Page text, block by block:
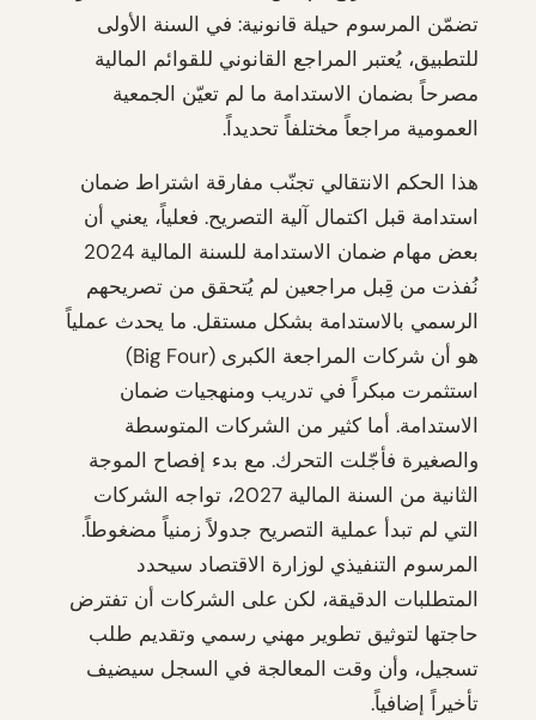
تضمّن المرسوم حيلة قانونية: في السنة الأولى
للتطبيق، يُعتبر المراجع القانوني للقوائم المالية
مصرحاً بضمان الاستدامة ما لم تعيّن الجمعية
العمومية مراجعاً مختلفاً تحديداً.
هذا الحكم الانتقالي تجنّب مفارقة اشتراط ضمان
استدامة قبل اكتمال آلية التصريح. فعلياً، يعني أن
بعض مهام ضمان الاستدامة للسنة المالية 2024
نُفذت من قِبل مراجعين لم يُتحقق من تصريحهم
الرسمي بالاستدامة بشكل مستقل. ما يحدث عملياً
هو أن شركات المراجعة الكبرى (Big Four)
استثمرت مبكراً في تدريب ومنهجيات ضمان
الاستدامة. أما كثير من الشركات المتوسطة
والصغيرة فأجّلت التحرك. مع بدء إفصاح الموجة
الثانية من السنة المالية 2027، تواجه الشركات
التي لم تبدأ عملية التصريح جدولاً زمنياً مضغوطاً.
المرسوم التنفيذي لوزارة الاقتصاد سيحدد
المتطلبات الدقيقة، لكن على الشركات أن تفترض
حاجتها لتوثيق تطوير مهني رسمي وتقديم طلب
تسجيل، وأن وقت المعالجة في السجل سيضيف
تأخيراً إضافياً.